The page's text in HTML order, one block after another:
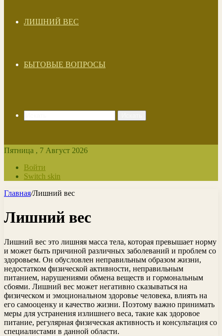
ЛИШНИЙ ВЕС
БЫТОВЫЕ ВОПРОСЫ
Пятница , 7 Август 2026
Войти
Switch skin
Главная/Лишний вес
Лишний вес
Лишний вес это лишняя масса тела, которая превышает норму
и может быть причиной различных заболеваний и проблем со
здоровьем. Он обусловлен неправильным образом жизни,
недостатком физической активности, неправильным
питанием, нарушениями обмена веществ и гормональным
сбоями. Лишний вес может негативно сказываться на
физическом и эмоциональном здоровье человека, влиять на
его самооценку и качество жизни. Поэтому важно принимать
меры для устранения излишнего веса, такие как здоровое
питание, регулярная физическая активность и консультация со
специалистами в данной области.